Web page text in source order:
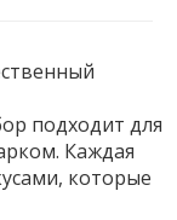
подходит для
Каждая
которые